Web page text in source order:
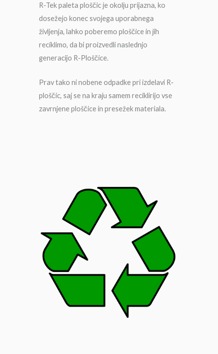
R-Tek paleta ploščic je okolju prijazna, ko
dosežejo konec svojega uporabnega
življenja, lahko poberemo ploščice in jih
reciklimo, da bi proizvedli naslednjo
generacijo R-Ploščice.
Prav tako ni nobene odpadke pri izdelavi R-
ploščic, saj se na kraju samem reciklirijo vse
zavrnjene ploščice in presežek materiala.